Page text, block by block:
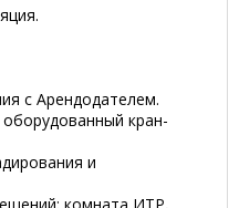
с Арендодателем.
кран-
и